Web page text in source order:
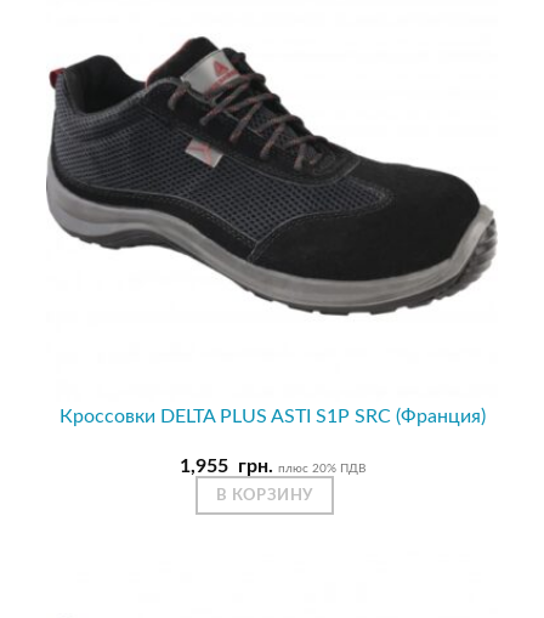
Кроссовки DELTA PLUS ASTI S1P SRC (Франция)
1,955 грн. плюс 20% ПДВ
В КОРЗИНУ